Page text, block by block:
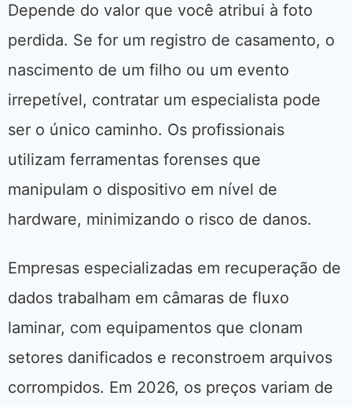
Depende do valor que você atribui à foto
perdida. Se for um registro de casamento, o
nascimento de um filho ou um evento
irrepetível, contratar um especialista pode
ser o único caminho. Os profissionais
utilizam ferramentas forenses que
manipulam o dispositivo em nível de
hardware, minimizando o risco de danos.
Empresas especializadas em recuperação de
dados trabalham em câmaras de fluxo
laminar, com equipamentos que clonam
setores danificados e reconstroem arquivos
corrompidos. Em 2026, os preços variam de